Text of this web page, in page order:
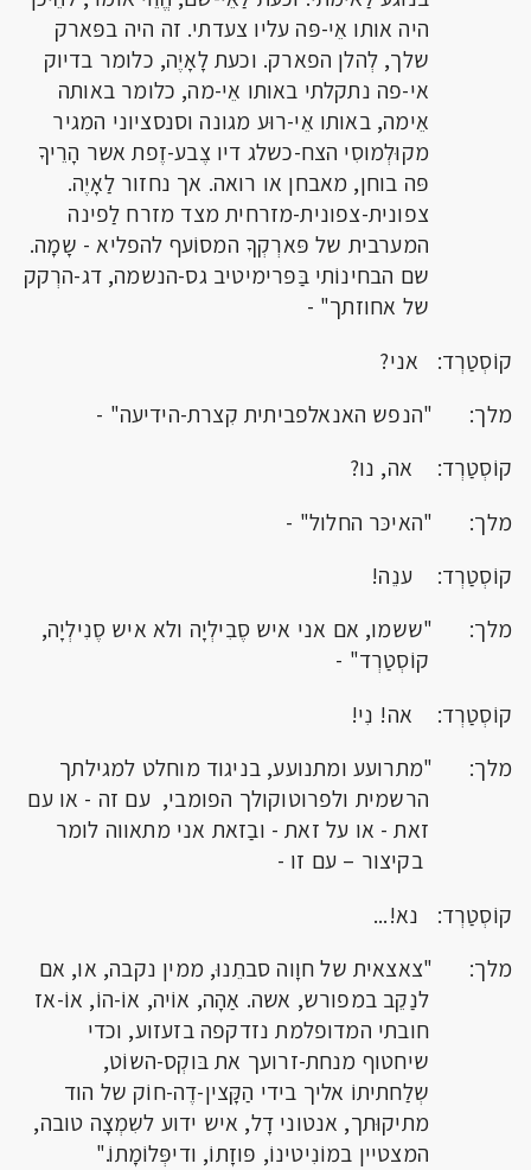
היה אותו אֵי-פּה עליו צעדתי. זה היה בפּארק
שלך, לְהלן הפארק. וכעת לָאָיֶה, כלומר בדיוק
אי-פה נתקלתי באותו אֵי-מה, כלומר באותה
אֵימה, באותו אֵי-רוּע מגונה וסנסציוני המגיר
מקוּלְמוסִי הצח-כשלג דיו צֶבע-זֶפת אשר הָרֵיךָ
פּה בוחן, מאבחן או רואה. אך נחזור לַאָיֶה.
צפונית-צפונית-מזרחית מצד מזרח לַפינה
המערבית של פּארְקְךָ המסוֹעף להפליא - שָמָה.
שם הבחינוֹתי בַּפּרימיטיב גס-הנשמה, דג-הרְקק
של אחוזתך" -
קוֹסְטַרְד: אני?
מלך: "הנפש האנאלפביתית קִצרת-הידיעה" -
קוֹסְטַרְד: אה, נו?
מלך: "האיכּר החלול" -
קוֹסְטַרְד: ענֵה!
מלך: "ששמו, אם אני איש סֶבִילְיָה ולא איש סֶנִילְיָה,
קוֹסְטַרְד" -
קוֹסְטַרְד: אה! נִי!
מלך: "מתרועע ומתנועע, בניגוד מוחלט למגילתך
הרשמית ולפרוטוקולך הפומבי, עם זה - או עם
זאת - או על זאת - ובַזאת אני מתאווה לומר
בקיצור – עם זו -
קוֹסְטַרְד: נא!...
מלך: "צאצאית של חוָוה סבתֵנוּ, ממין נקבה, או, אם
לנַקֵב במפורש, אשה. אַהָה, אוֹיה, אוֹ-הוֹ, אוֹ-אז
חובתי המדופלמת נזדקפה בזעזוע, וכדי
שיחטוף מנחת-זרועך את בּוקְס-השוֹט,
שְלַחתיתוֹ אליך בידי הַקָּצין-דֶה-חוֹק של הוד
מתיקוּתך, אנטוני דָל, איש ידוע לשִמְצָה טובה,
המצטיין במוֹנִיטינוֹ, פּוזָתוֹ, ודיפְּלוֹמָתוֹ."